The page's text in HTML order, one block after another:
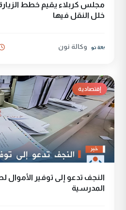
مجلس كربلاء يقيم خطط
خلل النقل فيها
وكالة نون
إقتصادية
النجف تدعو إلى توفير الأموال
المدرسية